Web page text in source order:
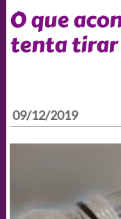
O que
tenta tirar
09/12/2019